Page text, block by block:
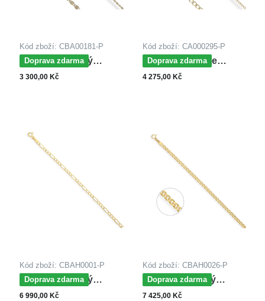
Kód zboží: CBA00181-P
Doprava zdarma
MOISS řetízkový
náramek ze žlutého
3 300,00 Kč
Kód zboží: CA000295-P
Doprava zdarma
MOISS řetízek ze
žlutého zlata PANCER
4 275,00 Kč
Kód zboží: CBAH0001-P
Doprava zdarma
MOISS řetízkový
náramek ze žlutého
6 990,00 Kč
Kód zboží: CBAH0026-P
Doprava zdarma
MOISS řetízkový
náramek ze žlutého
7 425,00 Kč